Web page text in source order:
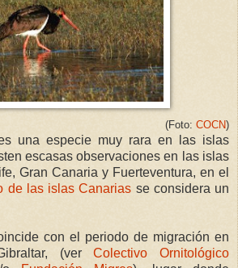
(Foto: COCN)
una especie muy rara en las islas
escasas observaciones en las islas
Gran Canaria y Fuerteventura, en el
de las islas Canarias se considera un
con el periodo de migración en
(verColectivo Ornitológico